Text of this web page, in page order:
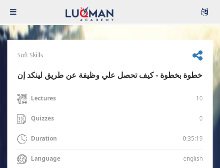
Soft Skills
خطوة بخطوة - كيف تحصل علي وظيفة عن طريق لينكد إن
Lectures 10
Quizzes 0
Duration 0:35:19
Language english